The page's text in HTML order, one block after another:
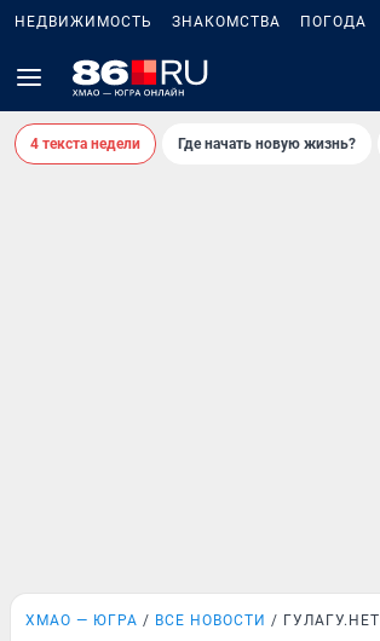
НЕДВИЖИМОСТЬ ЗНАКОМСТВА ПОГОДА
4 текста недели Где начать новую жизнь?
ХМАО — ЮГРА ВСЕ НОВОСТИ ГУЛАГУ.НЕТ